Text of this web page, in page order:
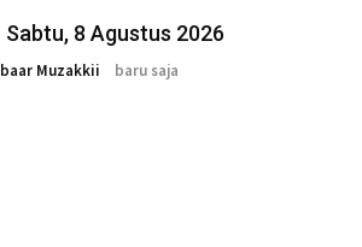
8 Agustus 2026
Muzakkii baru saja